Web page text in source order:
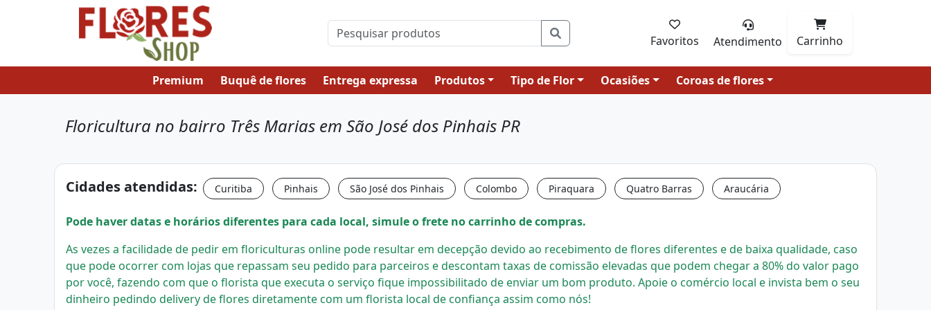
Favoritos Atendimento Carrinho
Premium Buquê de flores Entrega expressa Produtos Tipo de Flor Ocasiões Coroas de flores
Floricultura no bairro Três Marias em São José dos Pinhais PR
Cidades atendidas: Curitiba Pinhais São José dos Pinhais Colombo Piraquara Quatro Barras Araucária
Pode haver datas e horários diferentes para cada local, simule o frete no carrinho de compras.
As vezes a facilidade de pedir em floriculturas online pode resultar em decepção devido ao recebimento de flores diferentes e de baixa qualidade, caso
que pode ocorrer com lojas que repassam seu pedido para parceiros e descontam taxas de comissão elevadas que podem chegar a 80% do valor pago
por você, fazendo com que o florista que executa o serviço fique impossibilitado de enviar um bom produto. Apoie o comércio local e invista bem o seu
dinheiro pedindo delivery de flores diretamente com um florista local de confiança assim como nós!